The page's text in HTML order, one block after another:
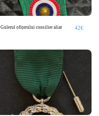
Gulerul ofițerului consilier aliat 42€